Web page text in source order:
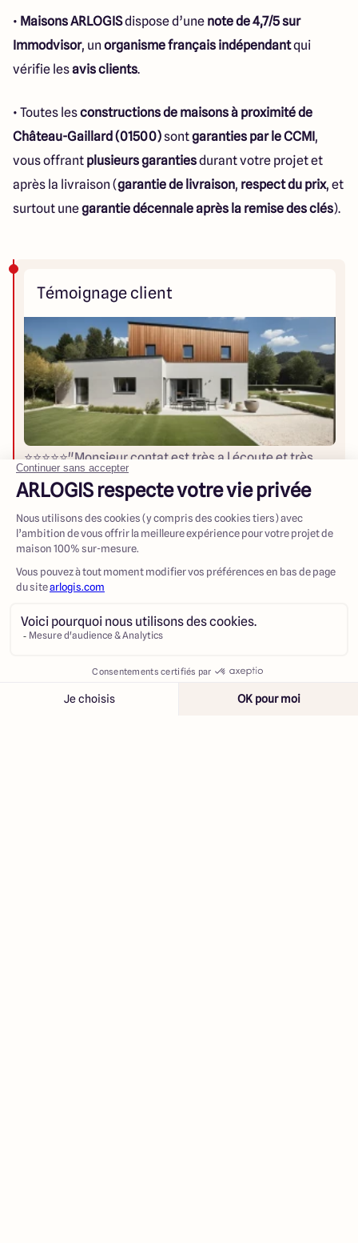
• Maisons ARLOGISdispose d’une note de 4,7/5 sur
Immodvisor, un organisme français indépendantqui
vérifie lesavis clients.
• Toutes lesconstructions de maisons à proximité de
Château-Gaillard (01500)sontgaranties par le CCMI,
vous offrant plusieurs garantiesdurant votre projet et
après la livraison (garantie de livraison, respect du prix, et
surtout unegarantie décennale après la remise des clés).
Témoignage client
⭐️⭐️⭐️⭐️⭐️"Monsieur contat est très a l écoute et très
professionnel. Très présent et très réactif. Il a su
s'adapter à nos envies. Super expérience, je
recommande."
Afficher plus
Témoignage client